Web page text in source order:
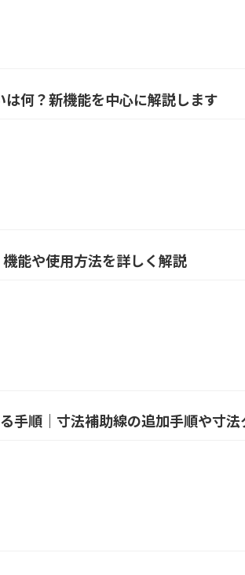
は何？新機能を中心に解説します
能や使用方法を詳しく解説
手順｜寸法補助線の追加手順や寸法